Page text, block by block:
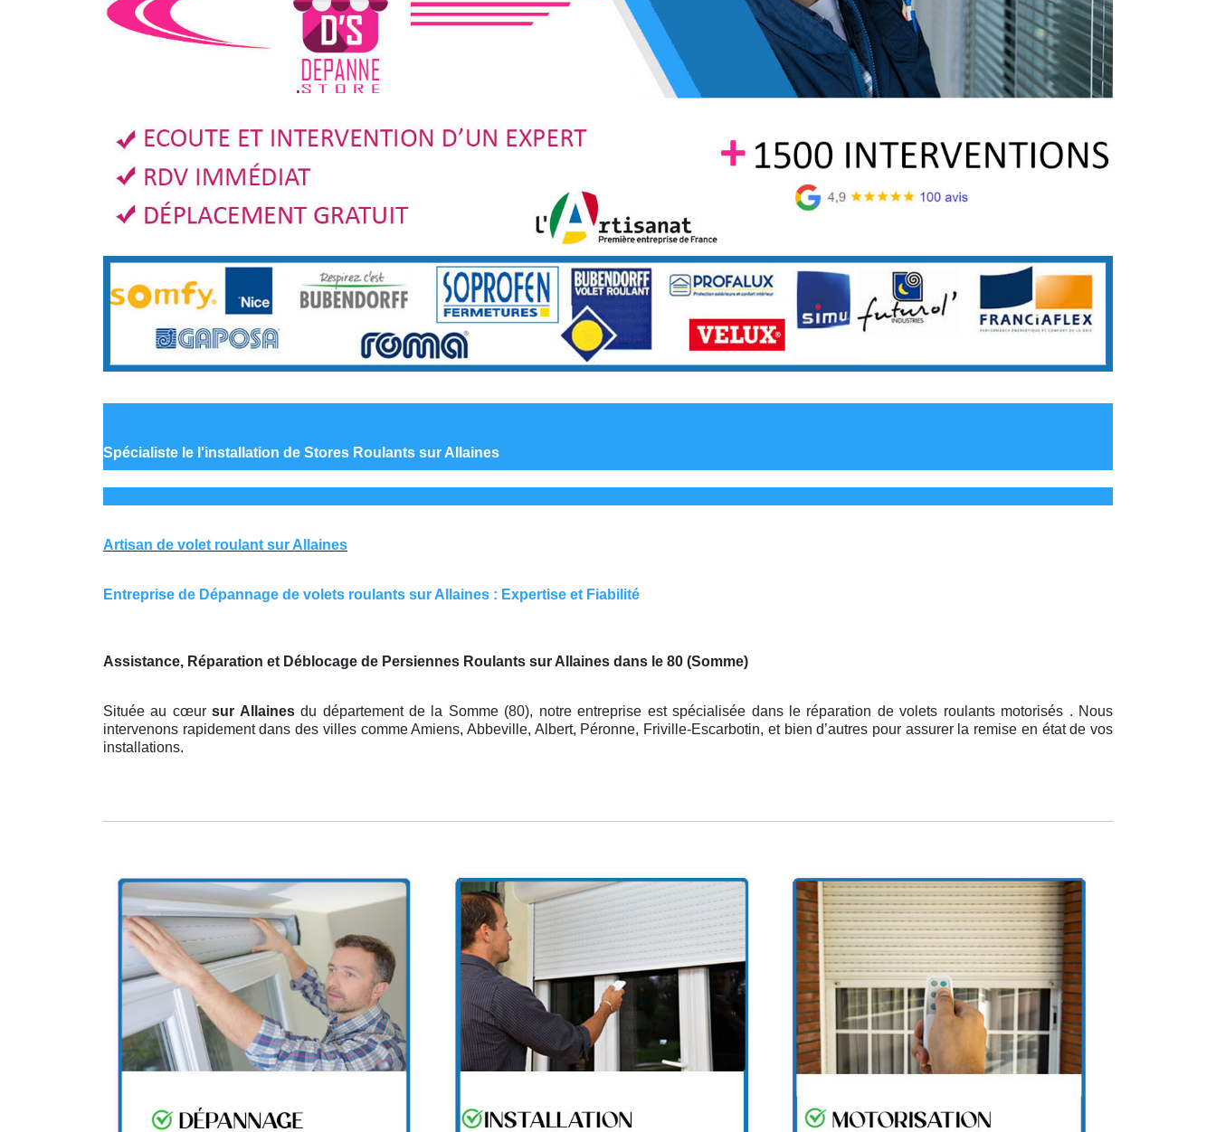
Spécialiste le l'installation de Stores Roulants sur Allaines
Artisan de volet roulant sur Allaines
Entreprise de Dépannage de volets roulants sur Allaines : Expertise et Fiabilité
Assistance, Réparation et Déblocage de Persiennes Roulants sur Allaines dans le 80 (Somme)
Située au cœursur Allainesdu département de la Somme (80), notre entreprise est spécialisée dans le réparation de volets roulants motorisés . Nous
intervenons rapidement dans des villes comme Amiens, Abbeville, Albert, Péronne, Friville-Escarbotin, et bien d’autres pour assurer la remise en état de vos
installations.